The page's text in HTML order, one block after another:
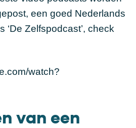
een goed Nederlands
‘De Zelfspodcast’, check
watch?
van een